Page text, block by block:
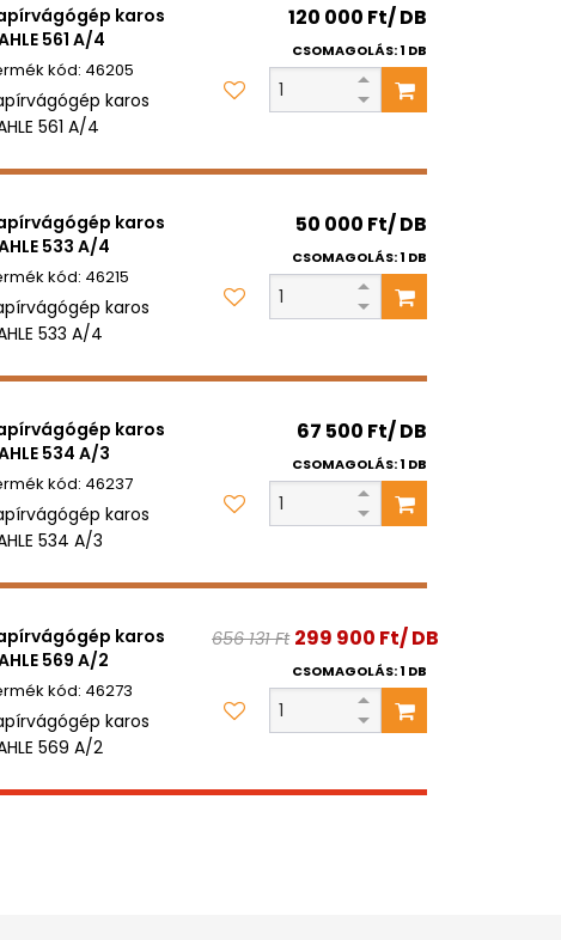
karos
561 A/4
46205
karos
561 A/4
120 000 Ft/ DB
CSOMAGOLÁS: 1 DB
karos
533 A/4
46215
karos
533 A/4
50 000 Ft/ DB
CSOMAGOLÁS: 1 DB
karos
534 A/3
46237
karos
534 A/3
67 500 Ft/ DB
CSOMAGOLÁS: 1 DB
karos
569 A/2
46273
karos
569 A/2
656 131 Ft 299 900 Ft/ DB
CSOMAGOLÁS: 1 DB